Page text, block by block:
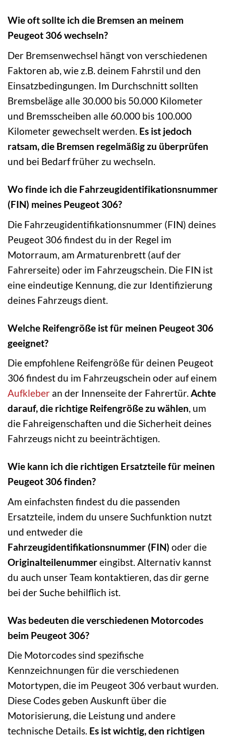
Wie oft sollte ich die Bremsen an meinem
Peugeot 306 wechseln?
Der Bremsenwechsel hängt von verschiedenen
Faktoren ab, wie z.B. deinem Fahrstil und den
Einsatzbedingungen. Im Durchschnitt sollten
Bremsbeläge alle 30.000 bis 50.000 Kilometer
und Bremsscheiben alle 60.000 bis 100.000
Kilometer gewechselt werden. Es ist jedoch
ratsam, die Bremsen regelmäßig zu überprüfen
und bei Bedarf früher zu wechseln.
Wo finde ich die Fahrzeugidentifikationsnummer
(FIN) meines Peugeot 306?
Die Fahrzeugidentifikationsnummer (FIN) deines
Peugeot 306 findest du in der Regel im
Motorraum, am Armaturenbrett (auf der
Fahrerseite) oder im Fahrzeugschein. Die FIN ist
eine eindeutige Kennung, die zur Identifizierung
deines Fahrzeugs dient.
Welche Reifengröße ist für meinen Peugeot 306
geeignet?
Die empfohlene Reifengröße für deinen Peugeot
306 findest du im Fahrzeugschein oder auf einem
Aufkleber an der Innenseite der Fahrertür. Achte
darauf, die richtige Reifengröße zu wählen, um
die Fahreigenschaften und die Sicherheit deines
Fahrzeugs nicht zu beeinträchtigen.
Wie kann ich die richtigen Ersatzteile für meinen
Peugeot 306 finden?
Am einfachsten findest du die passenden
Ersatzteile, indem du unsere Suchfunktion nutzt
und entweder die
Fahrzeugidentifikationsnummer (FIN) oder die
Originalteilenummereingibst. Alternativ kannst
du auch unser Team kontaktieren, das dir gerne
bei der Suche behilflich ist.
Was bedeuten die verschiedenen Motorcodes
beim Peugeot 306?
Die Motorcodes sind spezifische
Kennzeichnungen für die verschiedenen
Motortypen, die im Peugeot 306 verbaut wurden.
Diese Codes geben Auskunft über die
Motorisierung, die Leistung und andere
technische Details. Es ist wichtig, den richtigen